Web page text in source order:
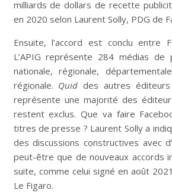
milliards de dollars de recette
en 2020 selon Laurent Solly, PDG de
Ensuite, l’accord est conclu entre
L’APIG représente 284 médias de
nationale, régionale,
régionale. Quid des autres
représente une majorité des
restent exclus. Que va faire
titres de presse ? Laurent Solly a
des discussions constructives avec
peut-être que de nouveaux accords
suite, comme celui signé en août
Le Figaro.